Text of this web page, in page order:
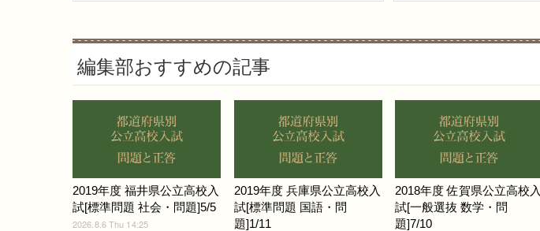
編集部おすすめの記事
2019年度 福井県公立高校入
試[標準問題 社会・問題]5/5
2026.8.6 Thu 14:25
2019年度 兵庫県公立高校入
試[標準問題 国語・問
題]1/11
2018年度 佐賀県公立高校入
試[一般選抜 数学・問
題]7/10